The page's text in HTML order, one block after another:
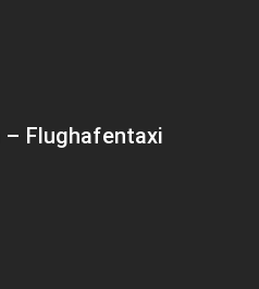
– Flughafentaxi